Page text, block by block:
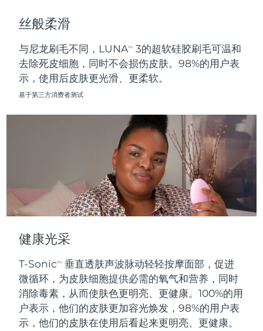
丝般柔滑
与尼龙刷毛不同，LUNATM
3的超软硅胶刷毛可温和
去除死皮细胞，同时不会损伤皮肤。98%的用户表
示，使用后皮肤更光滑、更柔软。
基于第三方消费者测试
健康光采
T-SonicTM
垂直透肤声波脉动轻轻按摩面部，促进
微循环，为皮肤细胞提供必需的氧气和营养，同时
消除毒素，从而使肤色更明亮、更健康。100%的用
户表示，他们的皮肤更加容光焕发，98%的用户表
示，他们的皮肤在使用后看起来更明亮、更健康。
南非 预计送达日期17/08/2026
韩国
预计送达日期 09/08/2026
预计送达日期09/08/2026
预计送达日期09/08/2026
台湾 预计送达日期14/08/2026
泰国
土耳其 预计送达日期10/08/2026
阿拉伯联合酋长国 预计送达日期10/08/2026
英国 预计送达日期 09/08/2026